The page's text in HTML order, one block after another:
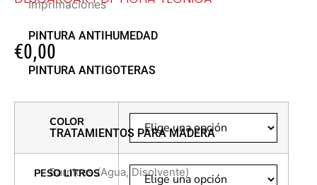
Imprimaciones
PINTURA ANTIHUMEDAD
PINTURA ANTIGOTERAS
TRATAMIENTOS PARA MADERA
Barnices (Agua, Disolvente)
€0,00
COLOR
PESO LITROS